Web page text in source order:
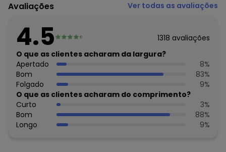
O preço apresentado abaixo é o menor oferecido em
agosto/2026
N/D*
julho/2026 R$ 135,99
junho/2026
maio/2026 R$ 160,99
abril/2026 R$ 160,99
março/2026 R$ 170,99
fevereiro/2026 R$ 200,99
Avaliações Ver todas as avaliações
4.5 1318 avaliações
O que as clientes acharam da largura?
Apertado
8%
Bom
83%
Folgado
9%
O que as clientes acharam do comprimento?
Curto
3%
Bom
88%
Longo
9%